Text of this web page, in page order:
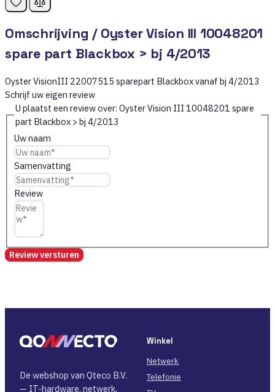
Omschrijving / Oyster Vision III 10048201
spare part Blackbox > bj 4/2013
Oyster VisionIII 22007515 sparepart Blackbox vanaf bj 4/2013
Schrijf uw eigen review
U plaatst een review over: Oyster Vision III 10048201 spare
part Blackbox > bj 4/2013
Uw naam
Samenvatting
Review
Review versturen
De webshop van Qteco B.V.
— IT-hardware, netwerk,
Winkel
Netwerk
Telefonie